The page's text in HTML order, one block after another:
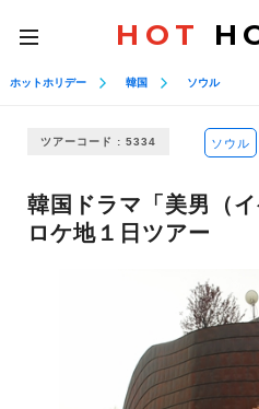
toggle
navigation
HOT
ホットホリデー 韓国 ソウル
ツアーコード : 5334 ソウル
韓国ドラマ「美男（イ
ロケ地１日ツアー